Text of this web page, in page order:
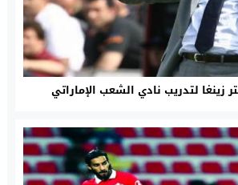
زينغا لتدريب نادي الشعب الإماراتي